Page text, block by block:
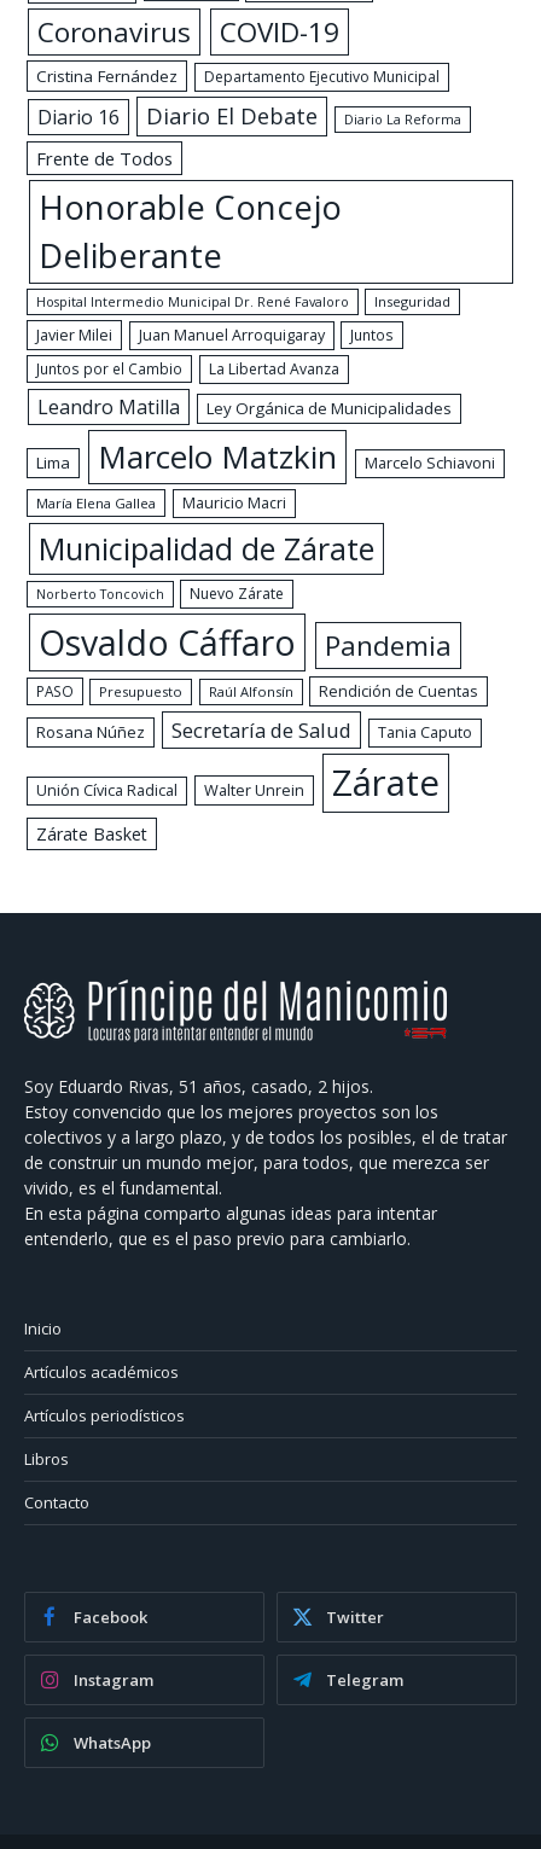
Coronavirus COVID-19
Cristina Fernández Departamento Ejecutivo Municipal
Diario 16 Diario El Debate Diario La Reforma
Frente de Todos
Honorable Concejo
Deliberante
Hospital Intermedio Municipal Dr. René Favaloro Inseguridad
Javier Milei Juan Manuel Arroquigaray
Juntos
Juntos por el Cambio
La Libertad Avanza
Leandro Matilla Ley Orgánica de Municipalidades
Lima Marcelo Matzkin Marcelo Schiavoni
María Elena Gallea Mauricio Macri
Municipalidad de Zárate
Norberto Toncovich Nuevo Zárate
Osvaldo Cáffaro Pandemia
PASO Presupuesto Raúl Alfonsín
Rendición de Cuentas
Rosana Núñez
Secretaría de Salud Tania Caputo
Unión Cívica Radical Walter Unrein Zárate
Zárate Basket
Soy Eduardo Rivas, 51 años, casado, 2 hijos.
Estoy convencido que los mejores proyectos son los
colectivos y a largo plazo, y de todos los posibles, el de tratar
de construir un mundo mejor, para todos, que merezca ser
vivido, es el fundamental.
En esta página comparto algunas ideas para intentar
entenderlo, que es el paso previo para cambiarlo.
Inicio
Artículos académicos
Artículos periodísticos
Libros
Contacto
Facebook Twitter
Instagram Telegram
WhatsApp